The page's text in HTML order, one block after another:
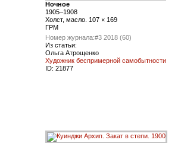
Ночное
1905–1908
Холст, масло. 107 × 169
ГРМ
Номер журнала:#3 2018 (60)
Из статьи:
Ольга Атрощенко
Художник беспримерной самобытности
ID: 21877